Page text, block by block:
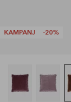
KAMPANJ -20%